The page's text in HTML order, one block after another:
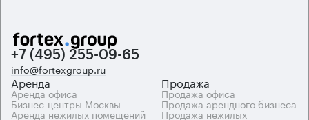
+7 (495) 255-09-65
info@fortexgroup.ru
Аренда
Аренда офиса
Бизнес-центры Москвы
Аренда нежилых помещений
Продажа
Продажа офиса
Продажа арендного бизнеса
Продажа нежилых